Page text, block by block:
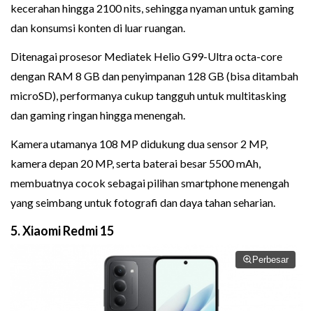
kecerahan hingga 2100 nits, sehingga nyaman untuk gaming
dan konsumsi konten di luar ruangan.
Ditenagai prosesor Mediatek Helio G99-Ultra octa-core
dengan RAM 8 GB dan penyimpanan 128 GB (bisa ditambah
microSD), performanya cukup tangguh untuk multitasking
dan gaming ringan hingga menengah.
Kamera utamanya 108 MP didukung dua sensor 2 MP,
kamera depan 20 MP, serta baterai besar 5500 mAh,
membuatnya cocok sebagai pilihan smartphone menengah
yang seimbang untuk fotografi dan daya tahan seharian.
5. Xiaomi Redmi 15
Perbesar